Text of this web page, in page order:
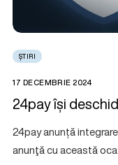
ȘTIRI
17 DECEMBRIE 2024
24pay își
24pay anunță
anunţă cu această